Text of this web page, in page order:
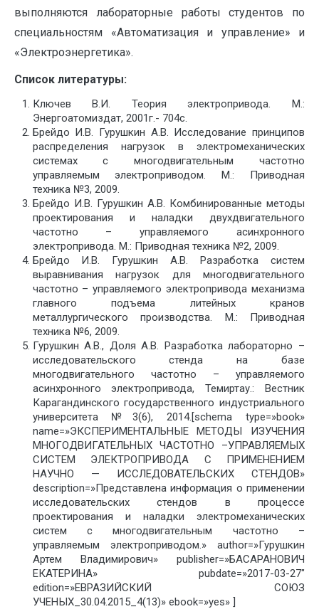
выполняются лабораторные работы студентов по
специальностям «Автоматизация и управление» и
«Электроэнергетика».
Список литературы:
Ключев В.И. Теория электропривода. М.:
Энергоатомиздат, 2001г.- 704с.
Брейдо И.В. Гурушкин А.В. Исследование принципов
распределения нагрузок в электромеханических
системах с многодвигательным частотно
управляемым электроприводом. М.: Приводная
техника №3, 2009.
Брейдо И.В. Гурушкин А.В. Комбинированные методы
проектирования и наладки двухдвигательного
частотно – управляемого асинхронного
электропривода. М.: Приводная техника №2, 2009.
Брейдо И.В. Гурушкин А.В. Разработка систем
выравнивания нагрузок для многодвигательного
частотно – управляемого электропривода механизма
главного подъема литейных кранов
металлургического производства. М.: Приводная
техника №6, 2009.
Гурушкин А.В., Доля А.В. Разработка лабораторно –
исследовательского стенда на базе
многодвигательного частотно – управляемого
асинхронного электропривода, Темиртау.: Вестник
Карагандинского государственного индустриального
университета №3(6), 2014.[schema type=»book»
name=»ЭКСПЕРИМЕНТАЛЬНЫЕ МЕТОДЫ ИЗУЧЕНИЯ
МНОГОДВИГАТЕЛЬНЫХ ЧАСТОТНО –УПРАВЛЯЕМЫХ
СИСТЕМ ЭЛЕКТРОПРИВОДА С ПРИМЕНЕНИЕМ
НАУЧНО — ИССЛЕДОВАТЕЛЬСКИХ СТЕНДОВ»
description=»Представлена информация о применении
исследовательских стендов в процессе
проектирования и наладки электромеханических
систем с многодвигательным частотно –
управляемым электроприводом.» author=»Гурушкин
Артем Владимирович» publisher=»БАСАРАНОВИЧ
ЕКАТЕРИНА» pubdate=»2017-03-27″
edition=»ЕВРАЗИЙСКИЙ СОЮЗ
УЧЕНЫХ_30.04.2015_4(13)» ebook=»yes» ]